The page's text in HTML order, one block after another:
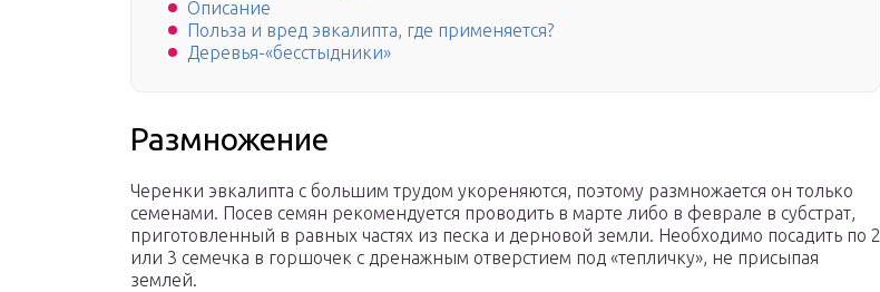
Описание
Польза и вред эвкалипта, где применяется?
Деревья-«бесстыдники»
Размножение
Черенки эвкалипта с большим трудом укореняются, поэтому размножается он только
семенами. Посев семян рекомендуется проводить в марте либо в феврале в субстрат,
приготовленный в равных частях из песка и дерновой земли. Необходимо посадить по 2
или 3 семечка в горшочек с дренажным отверстием под «тепличку», не присыпая
землей.